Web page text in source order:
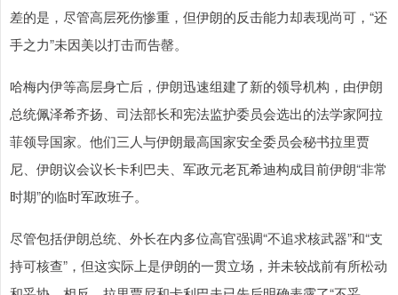
差的是，尽管高层死伤惨重，但伊朗的反击能力却表现尚可，“还
手之力”未因美以打击而告罄。
哈梅内伊等高层身亡后，伊朗迅速组建了新的领导机构，由伊朗
总统佩泽希齐扬、司法部长和宪法监护委员会选出的法学家阿拉
菲领导国家。他们三人与伊朗最高国家安全委员会秘书拉里贾
尼、伊朗议会议长卡利巴夫、军政元老瓦希迪构成目前伊朗“非常
时期”的临时军政班子。
尽管包括伊朗总统、外长在内多位高官强调“不追求核武器”和“支
持可核查”，但这实际上是伊朗的一贯立场，并未较战前有所松动